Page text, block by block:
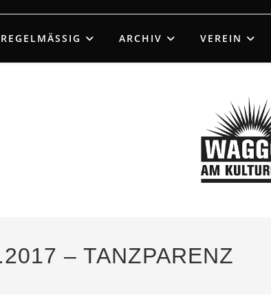
REGELMÄSSIG ARCHIV VEREIN
– TANZPARENZ